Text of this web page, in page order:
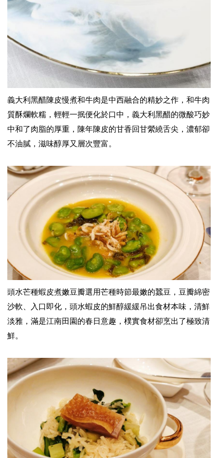
義大利黑醋陳皮慢煮和牛肉是中西融合的精妙之作，和牛肉
質酥爛軟糯，輕輕一抿便化於口中，義大利黑醋的微酸巧妙
中和了肉脂的厚重，陳年陳皮的甘香回甘縈繞舌尖，濃郁卻
不油膩，滋味醇厚又層次豐富。
頭水芒種蝦皮煮嫩豆瓣選用芒種時節最嫩的蠶豆，豆瓣綿密
沙軟、入口即化，頭水蝦皮的鮮醇緩緩吊出食材本味，清鮮
淡雅，滿是江南田園的春日意趣，樸實食材卻烹出了極致清
鮮。